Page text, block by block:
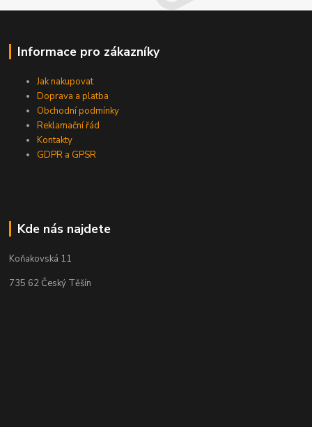
Informace pro zákazníky
Jak nakupovat
Doprava a platba
Obchodní podmínky
Reklamační řád
Kontakty
GDPR a GPSR
Kde nás najdete
Koňakovská 11
735 62 Český Těšín